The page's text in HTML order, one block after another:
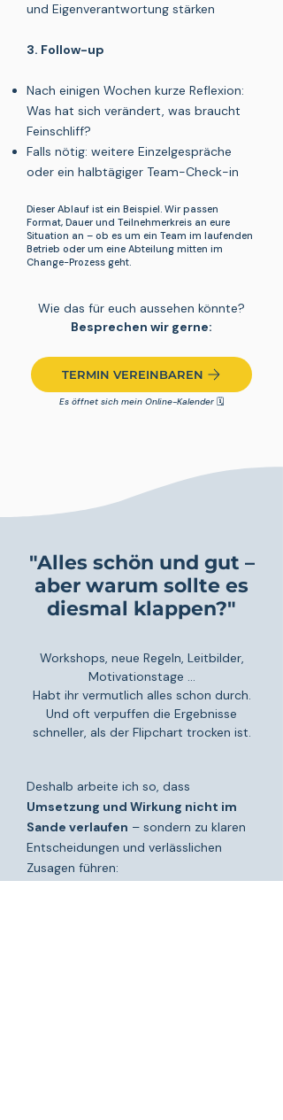
und Eigenverantwortung stärken
3. Follow-up
Nach einigen Wochen kurze Reflexion:
Was hat sich verändert, was braucht
Feinschliff?
Falls nötig: weitere Einzelgespräche
oder ein halbtägiger Team-Check-in
Dieser Ablauf ist ein Beispiel. Wir passen
Format, Dauer und Teilnehmerkreis an eure
Situation an – ob es um ein Team im laufenden
Betrieb oder um eine Abteilung mitten im
Change-Prozess geht.
Wie das für euch aussehen könnte?
Besprechen wir gerne:
TERMIN VEREINBAREN
Es öffnet sich mein Online-Kalender 🗓️
"Alles schön und gut –
aber warum sollte es
diesmal klappen?"
Workshops, neue Regeln, Leitbilder,
Motivationstage ...
Habt ihr vermutlich alles schon durch.
Und oft verpuffen die Ergebnisse
schneller, als der Flipchart trocken ist.​
Deshalb arbeite ich so, dass
Umsetzung und Wirkung nicht im
Sande verlaufen – sondern zu klaren
Entscheidungen und verlässlichen
Zusagen führen: